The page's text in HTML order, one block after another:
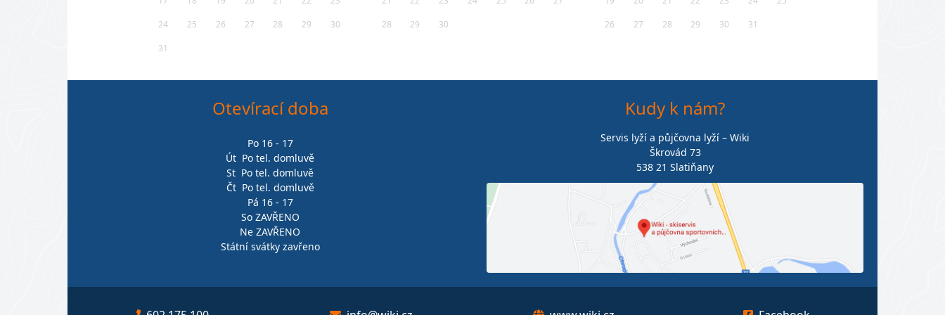
24
25 26 27 28 29
30
31
28
29 30
26
27 28 29 30 31
Otevírací doba
Po 16 - 17
Út Po tel. domluvě
St Po tel. domluvě
Čt Po tel. domluvě
Pá 16 - 17
So ZAVŘENO
Ne ZAVŘENO
Státní svátky zavřeno
Kudy k nám?
Servis lyží a půjčovna lyží – Wiki
Škrovád 73
538 21 Slatiňany